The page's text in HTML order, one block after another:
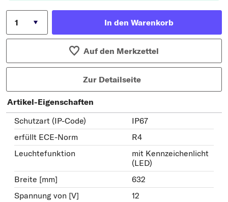
In den Warenkorb
Auf den Merkzettel
Zur Detailseite
Artikel-Eigenschaften
Schutzart (IP-Code)
IP67
erfüllt ECE-Norm
R4
Leuchtefunktion
mit Kennzeichenlicht
(LED)
Breite [mm]
632
Spannung von [V]
12